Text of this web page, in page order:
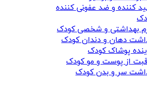
کننده و ضد عفونی کننده
بهداشتی و شخصی کودک
دهان و دندان کودک
پوشاک کودک
از پوست و مو کودک
سر و بدن کودک